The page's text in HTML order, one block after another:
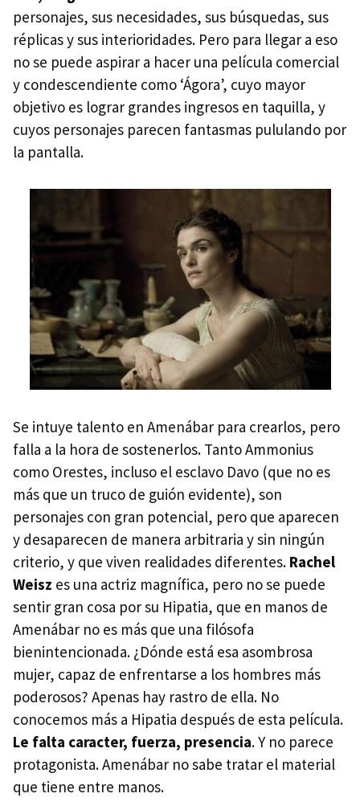
personajes, sus necesidades, sus búsquedas, sus
réplicas y sus interioridades. Pero para llegar a eso
no se puede aspirar a hacer una película comercial
y condescendiente como ‘Ágora’, cuyo mayor
objetivo es lograr grandes ingresos en taquilla, y
cuyos personajes parecen fantasmas pululando por
la pantalla.
Se intuye talento en Amenábar para crearlos, pero
falla a la hora de sostenerlos. Tanto Ammonius
como Orestes, incluso el esclavo Davo (que no es
más que un truco de guión evidente), son
personajes con gran potencial, pero que aparecen
y desaparecen de manera arbitraria y sin ningún
criterio, y que viven realidades diferentes. Rachel
Weisz es una actriz magnífica, pero no se puede
sentir gran cosa por su Hipatia, que en manos de
Amenábar no es más que una filósofa
bienintencionada. ¿Dónde está esa asombrosa
mujer, capaz de enfrentarse a los hombres más
poderosos? Apenas hay rastro de ella. No
conocemos más a Hipatia después de esta película.
Le falta caracter, fuerza, presencia. Y no parece
protagonista. Amenábar no sabe tratar el material
que tiene entre manos.